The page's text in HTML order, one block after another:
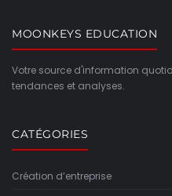
MOONKEYS EDUCATION
Votre source d'information
tendances et analyses.
CATÉGORIES
Création d’entreprise